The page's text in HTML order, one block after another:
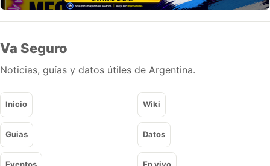
Va Seguro
Noticias, guías y datos útiles de Argentina.
Inicio Wiki
Guias Datos